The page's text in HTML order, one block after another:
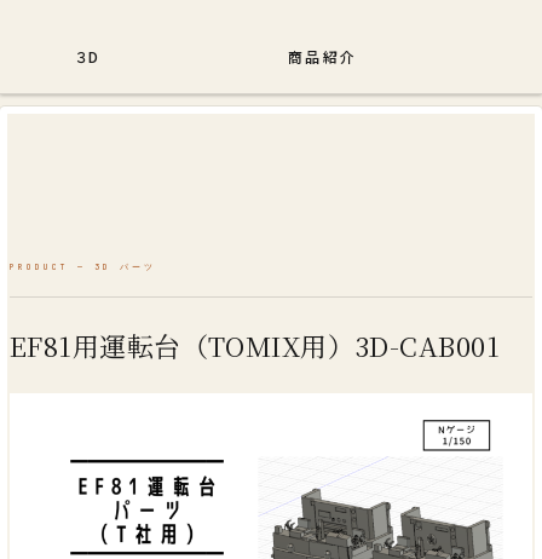
３D 商品紹介
EF81用運転台（TOMIX用）3D-CAB001